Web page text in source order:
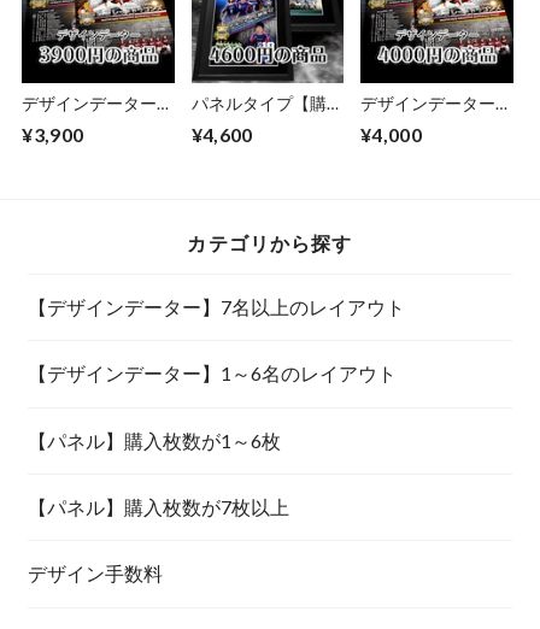
デザインデーター
ウト】
¥3,900
パネルタイプ【購入
¥4,600
デザインデーター
ウト】
¥4,000
カテゴリから探す
【デザインデーター】7名以上のレイアウト
【デザインデーター】1～6名のレイアウト
【パネル】購入枚数が1～6枚
【パネル】購入枚数が7枚以上
デザイン手数料